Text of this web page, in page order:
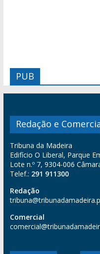
PUB
Redação e
Tribuna da Madeira
Edifício O Liberal, Parque
Lote n.º 7, 9304-006
Telef.: 291 911300
Redação
Comercial